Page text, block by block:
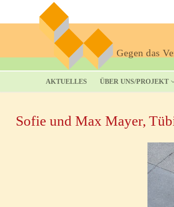
Gegen das
AKTUELLES ÜBER UNS/PROJEKT
Sofie und Max Mayer,